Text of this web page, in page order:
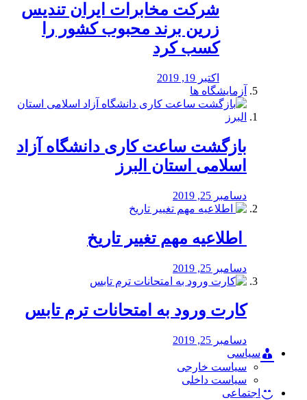
شرکت مخابرات ایران تندیس
زرین برند محبوب کشور را
کسب کرد
اکتبر 19, 2019
آزمایشگاه ها
بازگشت ساعت کاری دانشگاه آزاد
اسلامی استان البرز
دسامبر 25, 2019
️ اطلاعیه مهم تغییر تاریخ
دسامبر 25, 2019
کارت ورود به امتحانات ترم تابس
دسامبر 25, 2019
سیاسی
سیاست خارجی
سیاست داخلی
اجتماعی